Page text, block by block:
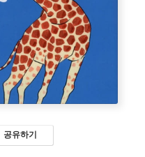
공유하기